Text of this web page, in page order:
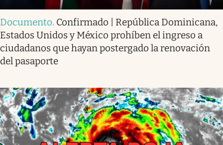
Documento. Confirmado | República Dominicana,
Estados Unidos y México prohíben el ingreso a
ciudadanos que hayan postergado la renovación
del pasaporte